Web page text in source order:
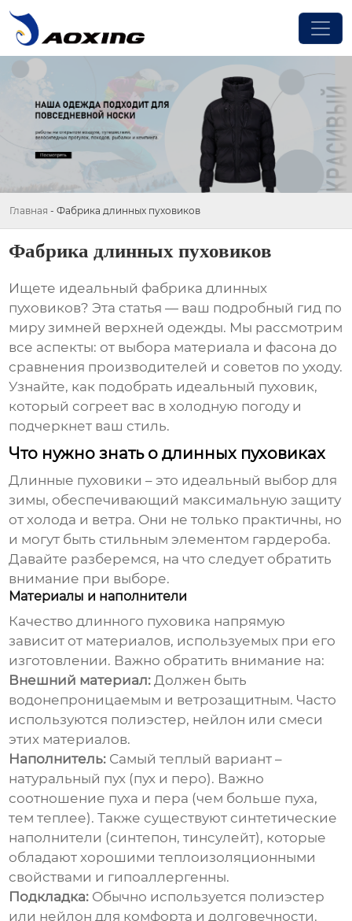
Главная - Фабрика длинных пуховиков
Фабрика длинных пуховиков
Ищете идеальный фабрика длинных
пуховиков? Эта статья — ваш подробный гид по
миру зимней верхней одежды. Мы рассмотрим
все аспекты: от выбора материала и фасона до
сравнения производителей и советов по уходу.
Узнайте, как подобрать идеальный пуховик,
который согреет вас в холодную погоду и
подчеркнет ваш стиль.
Что нужно знать о длинных пуховиках
Длинные пуховики – это идеальный выбор для
зимы, обеспечивающий максимальную защиту
от холода и ветра. Они не только практичны, но
и могут быть стильным элементом гардероба.
Давайте разберемся, на что следует обратить
внимание при выборе.
Материалы и наполнители
Качестводлинного пуховика напрямую
зависит от материалов, используемых при его
изготовлении. Важно обратить внимание на:
Внешний материал: Должен быть
водонепроницаемым и ветрозащитным. Часто
используются полиэстер, нейлон или смеси
этих материалов.
Наполнитель: Самый теплый вариант –
натуральный пух (пух и перо). Важно
соотношение пуха и пера (чем больше пуха,
тем теплее). Также существуют синтетические
наполнители (синтепон, тинсулейт), которые
обладают хорошими теплоизоляционными
свойствами и гипоаллергенны.
Подкладка: Обычно используется полиэстер
или нейлон для комфорта и долговечности.